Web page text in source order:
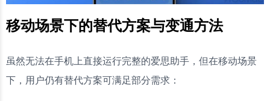
移动场景下的替代方案与变通方法
虽然无法在手机上直接运行完整的爱思助手，但在移动场景
下，用户仍有替代方案可满足部分需求：